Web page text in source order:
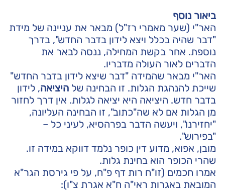
ביאור נוסף
האר"י (שער מאמרי רז"ל) מבאר את עניינה של מידת
"דבר שהיה בכלל ויצא לידון בדבר החדש", בדרך
נוספת. אחר בקשת המחילה, ננסה לבאר את
הדברים לאור העולה מדבריו.
האר"י מבאר שהמידה "דבר שיצא לידון בדבר החדש"
שייכת להנהגת הגלות. זו הבחינה של היציאה, לידון
בדבר חדש. היציאה היא יציאה לגלות. אין דרך לחזור
מן הגלות אם לא שה"כתוב", זו הבחינה העליונה,
"יחזירנו", ויעשה הדבר בפרהסיא, לעיני כל –
"בפירוש".
מובן, אפוא, מדוע דין כופר נלמד דווקא במידה זו.
שהרי הכופר הוא בחינת גלות.
אמרו חכמים (זו"ח רות דף פ"ח, על פי גירסת הגר"א
המובאת באגרות ראי"ה ח"א אגרת צ"ו):